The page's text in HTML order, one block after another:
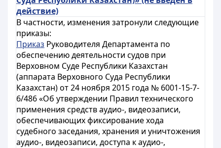
действие)
В частности, изменения затронули следующие
приказы:
Приказ Руководителя Департамента по
обеспечению деятельности судов при
Верховном Суде Республики Казахстан
(аппарата Верховного Суда Республики
Казахстан) от 24 ноября 2015 года № 6001-15-7-
6/486 «Об утверждении Правил технического
применения средств аудио-, видеозаписи,
обеспечивающих фиксирование хода
судебного заседания, хранения и уничтожения
аудио-, видеозаписи, доступа к аудио-,